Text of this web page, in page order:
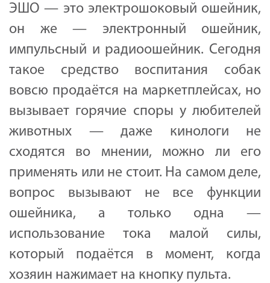
ЭШО — это электрошоковый ошейник,
он же — электронный ошейник,
импульсный и радиоошейник. Сегодня
такое средство воспитания собак
вовсю продаётся на маркетплейсах, но
вызывает горячие споры у любителей
животных — даже кинологи не
сходятся во мнении, можно ли его
применять или не стоит. На самом деле,
вопрос вызывают не все функции
ошейника, а только одна —
использование тока малой силы,
который подаётся в момент, когда
хозяин нажимает на кнопку пульта.